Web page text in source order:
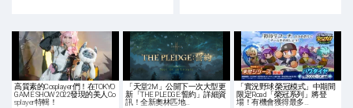
高質素的Cosplayer們！在TOKYO
GAME SHOW 2022發現的美人Co
splayer特輯！
「天堂2M」公開下一次大型更
新「THE PLEDGE:誓約」詳細資
訊！全新奧林匹地…
「實況野球 榮冠模式」中期間
限定Road「榮冠系列」將登
場！有機會獲得最多…